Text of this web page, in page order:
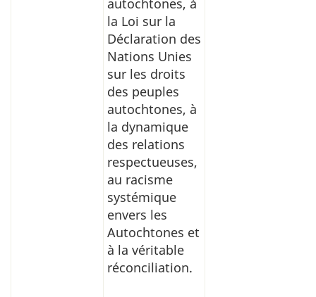
autochtones, à
la Loi sur la
Déclaration des
Nations Unies
sur les droits
des peuples
autochtones, à
la dynamique
des relations
respectueuses,
au racisme
systémique
envers les
Autochtones et
à la véritable
réconciliation.